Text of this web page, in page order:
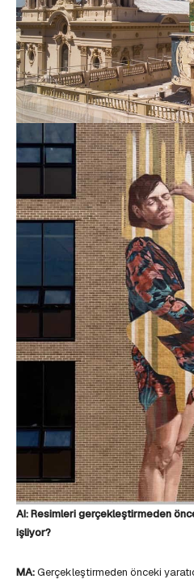
AI: Resimleri gerçekleştirmeden
işliyor?
MA:Gerçekleştirmeden önceki